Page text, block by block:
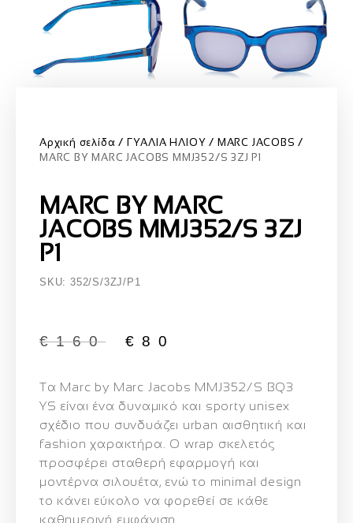
Αρχική σελίδα ΓΥΑΛΙΑ ΗΛΙΟΥ
MARC JACOBS
MARC BY MARC JACOBS MMJ352/S 3ZJ P1
MARC BY MARC
JACOBS MMJ352/S 3ZJ
P1
SKU: 352/S/3ZJ/P1
€160 € 80
Τα Marc by Marc Jacobs MMJ352/S BQ3
YS είναι ένα δυναμικό και sporty unisex
σχέδιο που συνδυάζει urban αισθητική και
fashion χαρακτήρα. Ο wrap σκελετός
προσφέρει σταθερή εφαρμογή και
μοντέρνα σιλουέτα, ενώ το minimal design
το κάνει εύκολο να φορεθεί σε κάθε
καθημερινή εμφάνιση.